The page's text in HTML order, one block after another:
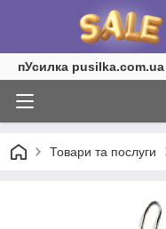
пУсилка pusilka.com.ua
Товари та послуги